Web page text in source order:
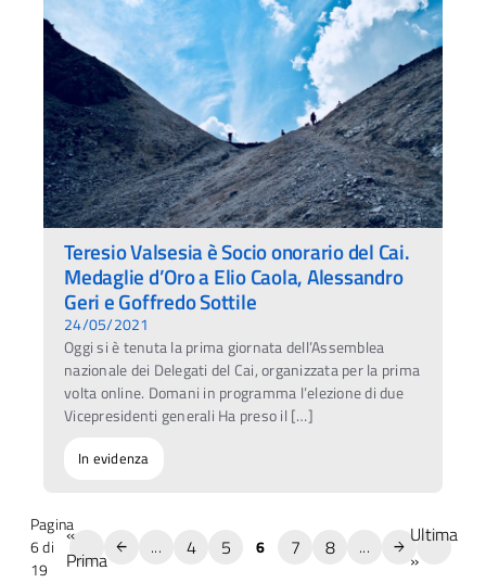
Teresio Valsesia è Socio onorario del Cai.
Medaglie d’Oro a Elio Caola, Alessandro
Geri e Goffredo Sottile
24/05/2021
Oggi si è tenuta la prima giornata dell’Assemblea
nazionale dei Delegati del Cai, organizzata per la prima
volta online. Domani in programma l’elezione di due
Vicepresidenti generali Ha preso il […]
In evidenza
Pagina
6 di
19
«
Prima
... 4 5 6 7 8 ...
Ultima
»